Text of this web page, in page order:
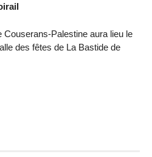
Couserans-Palestine aura lieu le
des fêtes de La Bastide de